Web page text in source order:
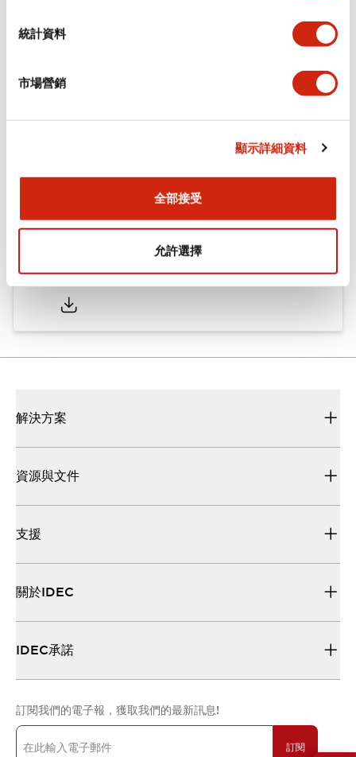
統計資料
市場營銷
顯示詳細資料
全部接受
允許選擇
文件和檔案
2022/04/07.PDF942.26KB
2025/05/19.PDF2.36MB
解決方案
資源與文件
支援
關於IDEC
IDEC承諾
訂閱我們的電子報，獲取我們的最新訊息!
訂閱